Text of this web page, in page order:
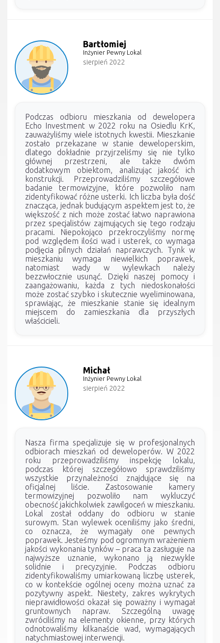
Bartłomiej
Inżynier Pewny Lokal
sierpień 2022
Podczas odbioru mieszkania od dewelopera
Echo Investment w 2022 roku na Osiedlu KrK,
zauważyliśmy wiele istotnych kwestii. Mieszkanie
zostało przekazane w stanie deweloperskim,
dlatego dokładnie przyjrzeliśmy się nie tylko
głównej przestrzeni, ale także dwóm
dodatkowym obiektom, analizując jakość ich
konstrukcji. Przeprowadziliśmy szczegółowe
badanie termowizyjne, które pozwoliło nam
zidentyfikować różne usterki. Ich liczba była dość
znacząca, jednak budującym aspektem jest to, że
większość z nich może zostać łatwo naprawiona
przez specjalistów zajmujących się tego rodzaju
pracami. Niepokojąco przekroczyliśmy normę
pod względem ilości wad i usterek, co wymaga
podjęcia pilnych działań naprawczych. Tynk w
mieszkaniu wymaga niewielkich poprawek,
natomiast wady w wylewkach należy
bezzwłocznie usunąć. Dzięki naszej pomocy i
zaangażowaniu, każda z tych niedoskonałości
może zostać szybko i skutecznie wyeliminowana,
sprawiając, że mieszkanie stanie się idealnym
miejscem do zamieszkania dla przyszłych
właścicieli.
Michał
Inżynier Pewny Lokal
sierpień 2022
Nasza firma specjalizuje się w profesjonalnych
odbiorach mieszkań od deweloperów. W 2022
roku przeprowadziliśmy inspekcję lokalu,
podczas której szczegółowo sprawdziliśmy
wszystkie przynależności znajdujące się na
oficjalnej liście. Zastosowanie kamery
termowizyjnej pozwoliło nam wykluczyć
obecność jakichkolwiek zawilgoceń w mieszkaniu.
Lokal został oddany do odbioru w stanie
surowym. Stan wylewek oceniliśmy jako średni,
co oznacza, że wymagały one pewnych
poprawek. Jesteśmy pod ogromnym wrażeniem
jakości wykonania tynków – praca ta zasługuje na
najwyższe uznanie, wykonano ją niezwykle
solidnie i precyzyjnie. Podczas odbioru
zidentyfikowaliśmy umiarkowaną liczbę usterek,
co w kontekście ogólnej oceny można uznać za
pozytywny aspekt. Niestety, zakres wykrytych
nieprawidłowości okazał się poważny i wymagał
gruntownych napraw. Szczególną uwagę
zwróciliśmy na elementy okienne, przy których
odnotowaliśmy kilkanaście wad, wymagających
natychmiastowej interwencji.